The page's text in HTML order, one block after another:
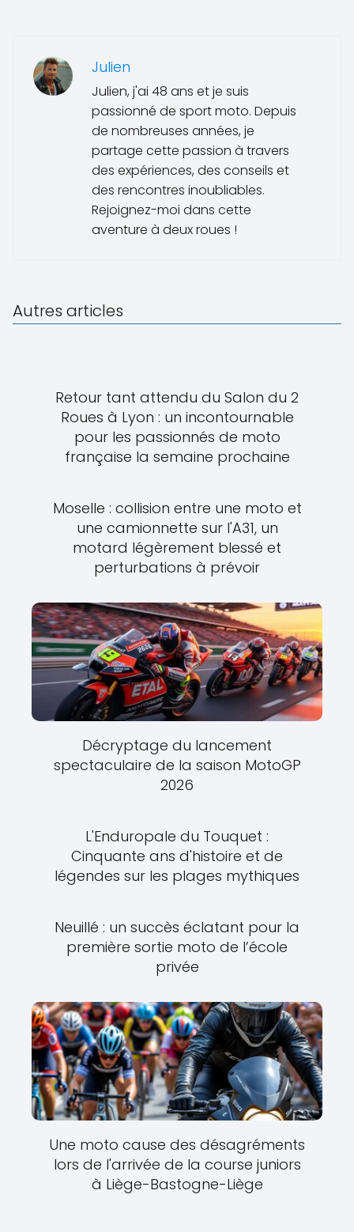
Julien
Julien, j'ai 48 ans et je suis
passionné de sport moto. Depuis
de nombreuses années, je
partage cette passion à travers
des expériences, des conseils et
des rencontres inoubliables.
Rejoignez-moi dans cette
aventure à deux roues !
Autres articles
Retour tant attendu du Salon du 2
Roues à Lyon : un incontournable
pour les passionnés de moto
française la semaine prochaine
Moselle : collision entre une moto et
une camionnette sur l'A31, un
motard légèrement blessé et
perturbations à prévoir
Décryptage du lancement
spectaculaire de la saison MotoGP
2026
L'Enduropale du Touquet :
Cinquante ans d'histoire et de
légendes sur les plages mythiques
Neuillé : un succès éclatant pour la
première sortie moto de l’école
privée
Une moto cause des désagréments
lors de l'arrivée de la course juniors
à Liège-Bastogne-Liège